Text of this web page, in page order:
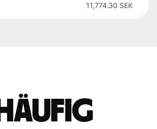
11,774.30 SEK
Häufig